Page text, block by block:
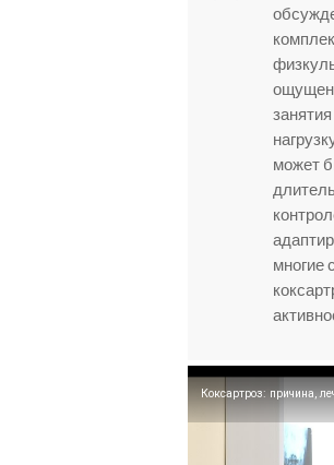
может
многие
Коксартроз: причина,